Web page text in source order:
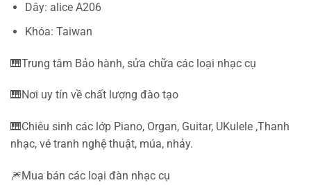
Dây: alice A206
Khóa: Taiwan
🎹Trung tâm Bảo hành, sửa chữa các loại nhạc cụ
🎹Nơi uy tín về chất lượng đào tạo
🎹Chiêu sinh các lớp Piano, Organ, Guitar, UKulele ,Thanh
nhạc, vé tranh nghệ thuật, múa, nhảy.
🎆Mua bán các loại đàn nhạc cụ